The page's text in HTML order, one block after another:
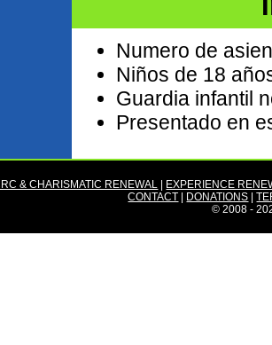
Numero de
Niños de 18
Guardia infantil
Presentado en
& CHARISMATIC RENEWAL
EXPERIENCE
CONTACT
DONATIONS |
© 2008 -